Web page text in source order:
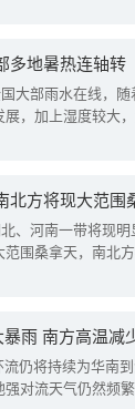
多地暑热连轴转
大部雨水在线，
，加上湿度较大
北方将现大范围
、河南一带将现
围桑拿天，南北方
雨 南方高温减
仍将持续为华南
对流天气仍然频繁